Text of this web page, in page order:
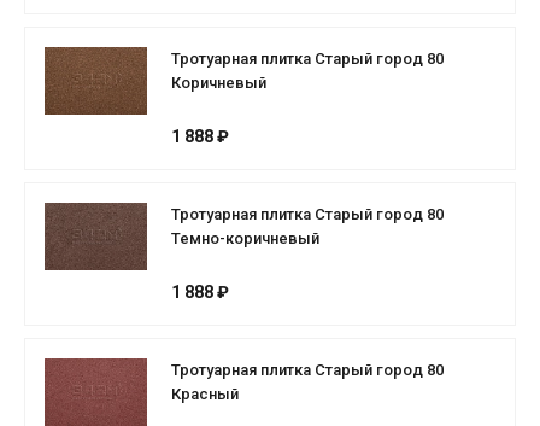
Тротуарная плитка Старый город 80
Коричневый
1 888 ₽
Тротуарная плитка Старый город 80
Темно-коричневый
1 888 ₽
Тротуарная плитка Старый город 80
Красный